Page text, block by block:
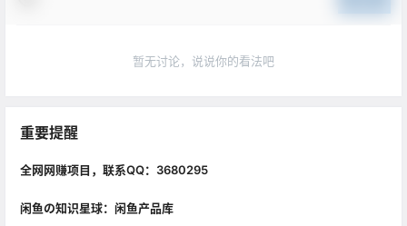
暂无讨论，说说你的看法吧
重要提醒
全网网赚项目，联系QQ：3680295
闲鱼の知识星球：闲鱼产品库